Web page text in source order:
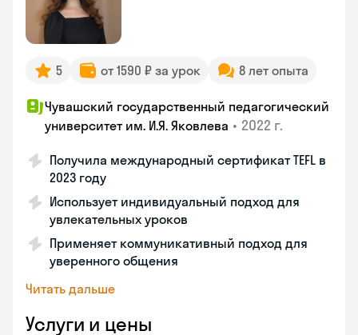
5 от 1590 ₽ за урок 8 лет опыта
Чувашский государственный педагогический
университет им. И.Я. Яковлева • 2022 г.
Получила международный сертификат TEFL в
2023 году
Использует индивидуальный подход для
увлекательных уроков
Применяет коммуникативный подход для
уверенного общения
Читать дальше
Услуги и цены